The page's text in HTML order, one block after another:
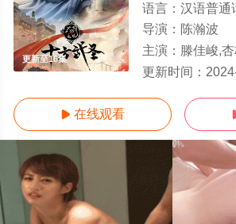
更新至16集
语言： 汉语普通
导演： 陈瀚波
主演： 滕佳峻,杏林儿,山岸,零柒,崔凯,绿
更新时间：
 在线观看